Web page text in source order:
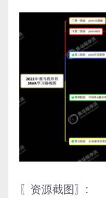
〖资源截图〗: